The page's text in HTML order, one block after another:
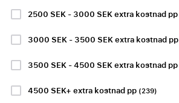
Formel
1-
resor
2500 SEK - 3000 SEK extra kostnad pp
3000 SEK - 3500 SEK extra kostnad pp
3500 SEK - 4500 SEK extra kostnad pp
4500 SEK+ extra kostnad pp(239)